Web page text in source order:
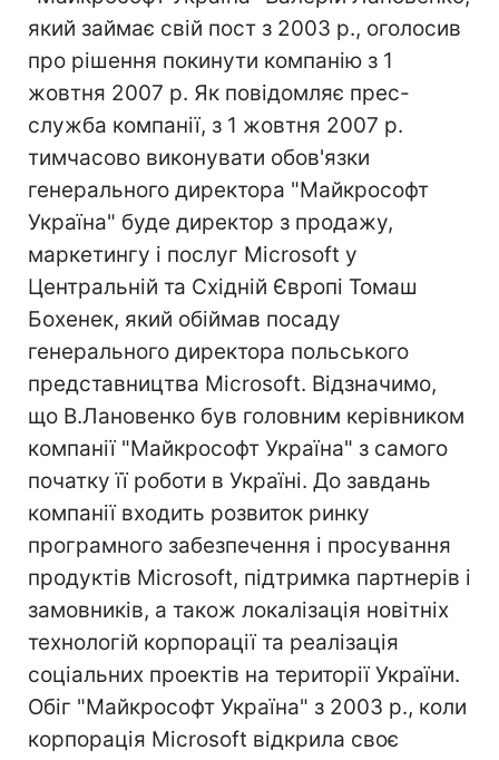
який займає свій пост з 2003 р., оголосив
про рішення покинути компанію з 1
жовтня 2007 р. Як повідомляє прес-
служба компанії, з 1 жовтня 2007 р.
тимчасово виконувати обов'язки
генерального директора "Майкрософт
Україна" буде директор з продажу,
маркетингу і послуг Microsoft у
Центральній та Східній Європі Томаш
Бохенек, який обіймав посаду
генерального директора польського
представництва Microsoft. Відзначимо,
що В.Лановенко був головним керівником
компанії "Майкрософт Україна" з самого
початку її роботи в Україні. До завдань
компанії входить розвиток ринку
програмного забезпечення і просування
продуктів Microsoft, підтримка партнерів і
замовників, а також локалізація новітніх
технологій корпорації та реалізація
соціальних проектів на території України.
Обіг "Майкрософт Україна" з 2003 р., коли
корпорація Microsoft відкрила своє